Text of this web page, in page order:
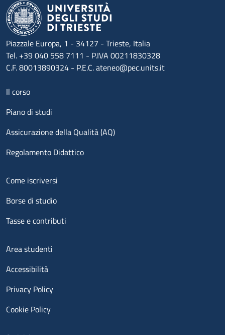
Piazzale Europa, 1 - 34127 - Trieste, Italia
Tel. +39 040 558 7111 - P.IVA 00211830328
C.F. 80013890324 - P.E.C. ateneo@pec.units.it
Menu footer 1
Il corso
Piano di studi
Assicurazione della Qualità (AQ)
Regolamento Didattico
Menu footer 2
Come iscriversi
Borse di studio
Tasse e contributi
Menu footer 3
Area studenti
Accessibilità
Privacy Policy
Cookie Policy